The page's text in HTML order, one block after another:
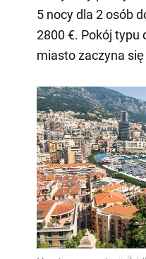
5 nocy dla 2 osób
2800 €. Pokój typu
miasto zaczyna